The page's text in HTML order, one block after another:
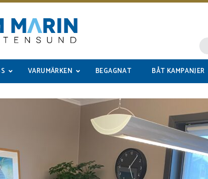
VARUMÄRKEN BEGAGNAT BÅT KAMPANJER